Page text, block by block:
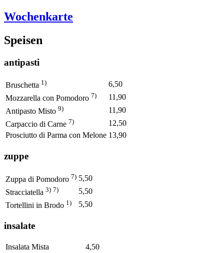
Wochenkarte
Speisen
antipasti
Bruschetta 1)
6,50
Mozzarella con Pomodoro 7)
11,90
Antipasto Misto 9)
11,90
Carpaccio di Carne 7)
12,50
Prosciutto di Parma con Melone 13,90
zuppe
Zuppa di Pomodoro 7) 5,50
Stracciatella 3) 7)
5,50
Tortellini in Brodo 1) 5,50
insalate
Insalata Mista
4,50